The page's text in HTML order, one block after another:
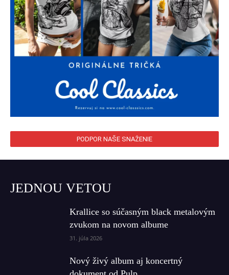
PODPOR NAŠE SNAŽENIE
JEDNOU VETOU
Krallice so súčasným black metalovým
zvukom na novom albume
31. júla 2026
Nový živý album aj koncertný